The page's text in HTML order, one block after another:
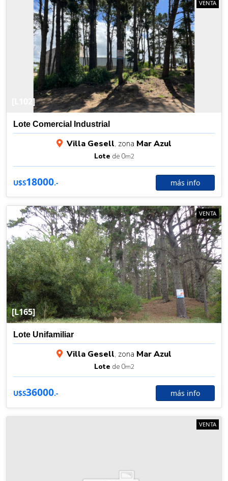
[L102]
VENTA
Lote Comercial Industrial
Villa Gesell, zona Mar Azul
Lote de 0m2
U$S18000.- más info
[L165]
VENTA
Lote Unifamiliar
Villa Gesell, zona Mar Azul
Lote de 0m2
U$S36000.- más info
VENTA